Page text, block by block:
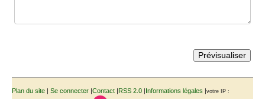
Plan du site Se connecter Contact RSS 2.0 Informations légales votre IP :